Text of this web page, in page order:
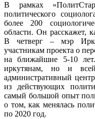
В рамках
политического
более 200
области. Он расскажет,
В четверг – мэр
участникам проекта о
на ближайшие 5-10
иркутянам, но и
административный
из действующих
самый большой опыт
о том, как менялась
по 2020 год.